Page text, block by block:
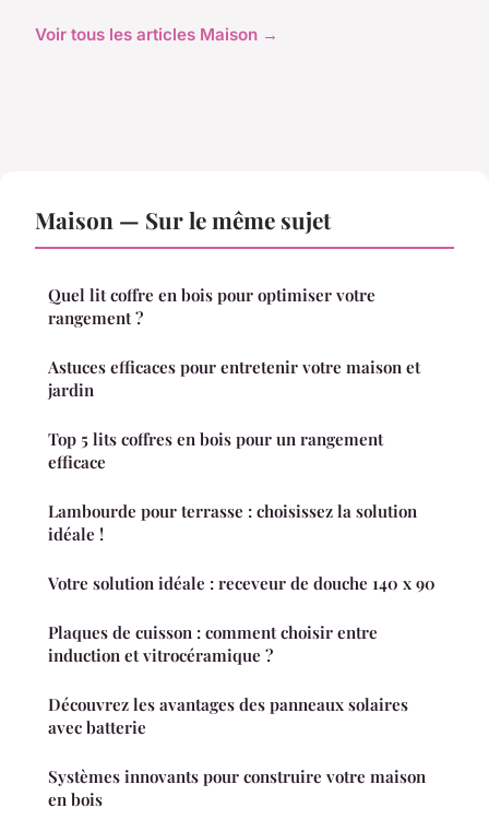
Voir tous les articles Maison →
Maison — Sur le même sujet
Quel lit coffre en bois pour optimiser votre
rangement ?
Astuces efficaces pour entretenir votre maison et
jardin
Top 5 lits coffres en bois pour un rangement
efficace
Lambourde pour terrasse : choisissez la solution
idéale !
Votre solution idéale : receveur de douche 140 x 90
Plaques de cuisson : comment choisir entre
induction et vitrocéramique ?
Découvrez les avantages des panneaux solaires
avec batterie
Systèmes innovants pour construire votre maison
en bois